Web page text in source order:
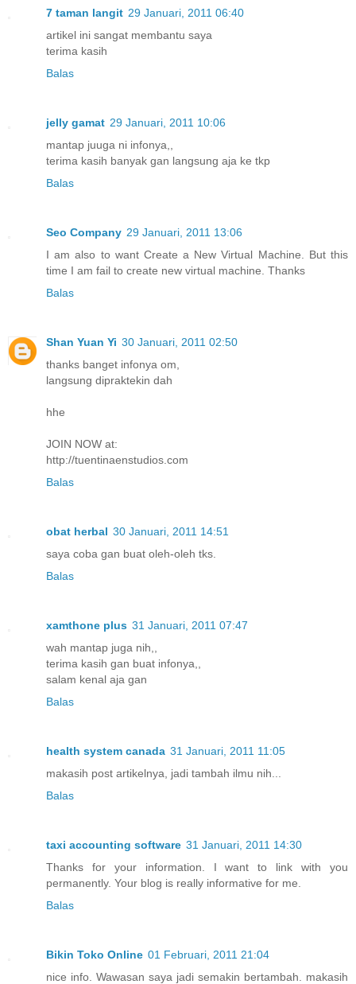
7 taman langit 29 Januari, 2011 06:40
artikel ini sangat membantu saya
terima kasih
Balas
jelly gamat 29 Januari, 2011 10:06
mantap juuga ni infonya,,
terima kasih banyak gan langsung aja ke tkp
Balas
Seo Company 29 Januari, 2011 13:06
I am also to want Create a New Virtual Machine. But this
time I am fail to create new virtual machine. Thanks
Balas
Shan Yuan Yi 30 Januari, 2011 02:50
thanks banget infonya om,
langsung dipraktekin dah
hhe
JOIN NOW at:
http://tuentinaenstudios.com
Balas
obat herbal 30 Januari, 2011 14:51
saya coba gan buat oleh-oleh tks.
Balas
xamthone plus 31 Januari, 2011 07:47
wah mantap juga nih,,
terima kasih gan buat infonya,,
salam kenal aja gan
Balas
health system canada 31 Januari, 2011 11:05
makasih post artikelnya, jadi tambah ilmu nih...
Balas
taxi accounting software 31 Januari, 2011 14:30
Thanks for your information. I want to link with you
permanently. Your blog is really informative for me.
Balas
Bikin Toko Online 01 Februari, 2011 21:04
nice info. Wawasan saya jadi semakin bertambah. makasih